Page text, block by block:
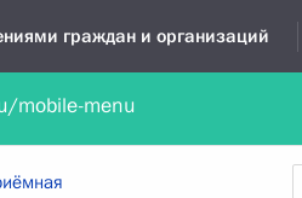
граждан и организаций
Обратиться в устной форме
mobile-menu